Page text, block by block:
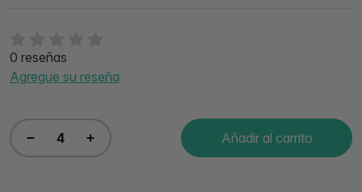
0 reseñas
Agregue su reseña
Añadir al carrito